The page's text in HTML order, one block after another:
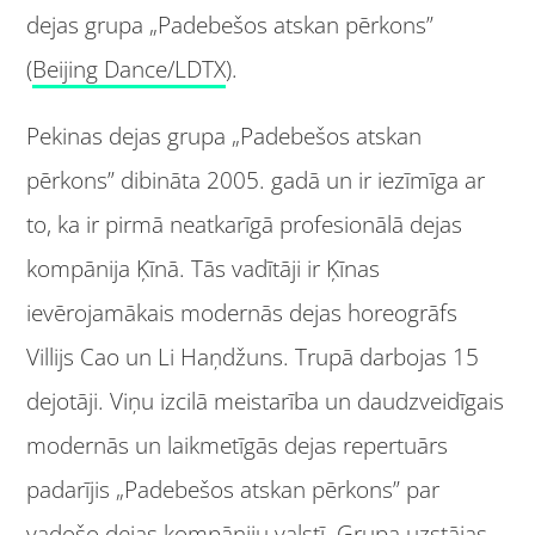
dejas grupa „Padebešos atskan pērkons”
(Beijing Dance/LDTX).
Pekinas dejas grupa „Padebešos atskan
pērkons” dibināta 2005. gadā un ir iezīmīga ar
to, ka ir pirmā neatkarīgā profesionālā dejas
kompānija Ķīnā. Tās vadītāji ir Ķīnas
ievērojamākais modernās dejas horeogrāfs
Villijs Cao un Li Haņdžuns. Trupā darbojas 15
dejotāji. Viņu izcilā meistarība un daudzveidīgais
modernās un laikmetīgās dejas repertuārs
padarījis „Padebešos atskan pērkons” par